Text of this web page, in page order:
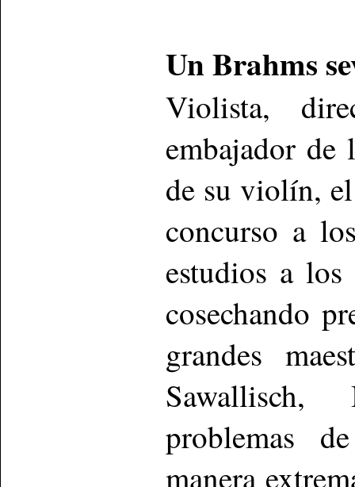
Un Brahms
Violista,
embajador
de su violín,
concurso a
estudios a
cosechando
grandes
Sawallisch,
problemas
manera